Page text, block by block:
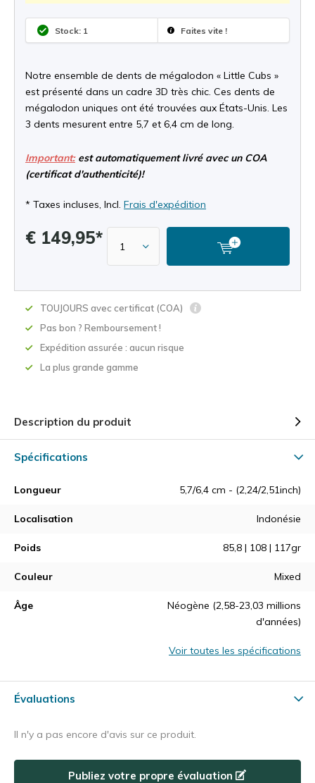
Stock: 1 Faites vite !
Notre ensemble de dents de mégalodon « Little Cubs »
est présenté dans un cadre 3D très chic. Ces dents de
mégalodon uniques ont été trouvées aux États-Unis. Les
3 dents mesurent entre 5,7 et 6,4 cm de long.
Important:est automatiquement livré avec un COA
(certificat d'authenticité)!
* Taxes incluses, Incl. Frais d'expédition
€ 149,95*
TOUJOURS avec certificat (COA)
Pas bon ? Remboursement !
Expédition assurée : aucun risque
La plus grande gamme
Description du produit
Spécifications
Longueur 5,7/6,4 cm - (2,24/2,51inch)
Localisation Indonésie
Poids 85,8 | 108 | 117gr
Couleur Mixed
Âge
Néogène (2,58-23,03 millions
d'années)
Voir toutes les spécifications
Évaluations
Il n'y a pas encore d'avis sur ce produit.
Publiez votre propre évaluation